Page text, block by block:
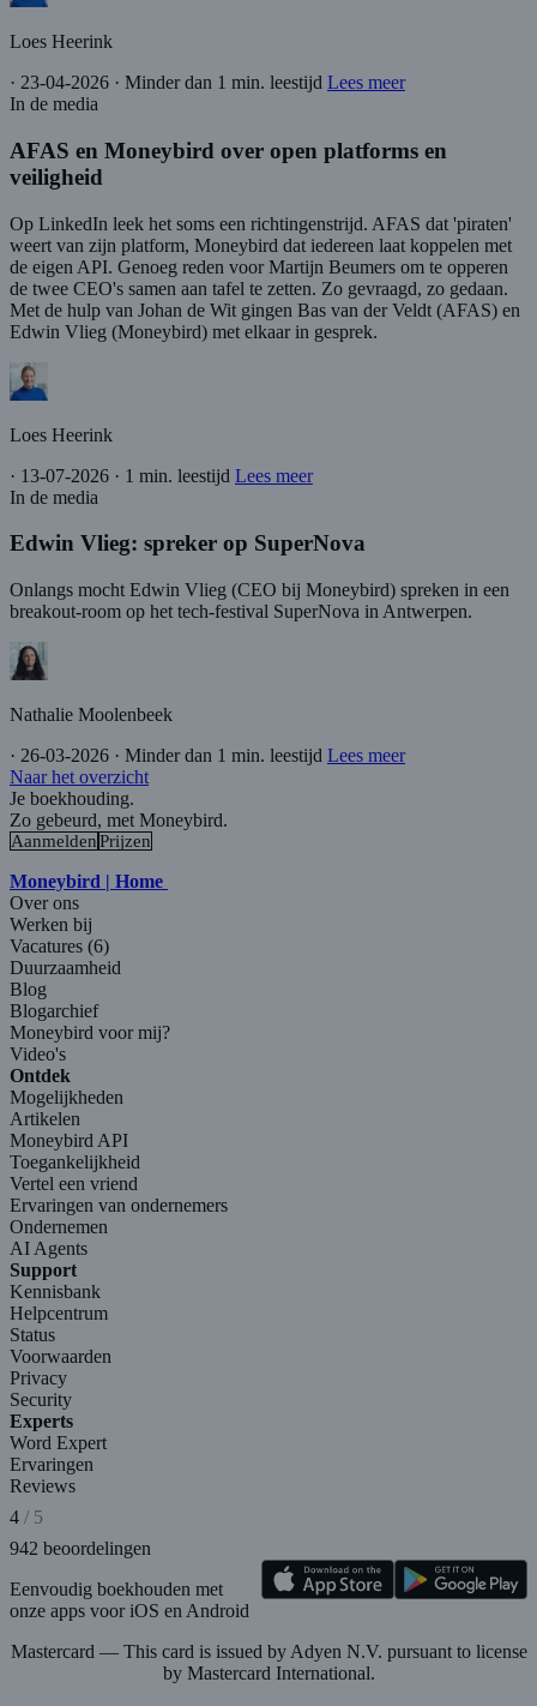
Loes Heerink
· 23-04-2026 · Minder dan 1 min. leestijd Lees meer
In de media
AFAS en Moneybird over open platforms en
veiligheid
Op LinkedIn leek het soms een richtingenstrijd. AFAS dat 'piraten'
weert van zijn platform, Moneybird dat iedereen laat koppelen met
de eigen API. Genoeg reden voor Martijn Beumers om te opperen
de twee CEO's samen aan tafel te zetten. Zo gevraagd, zo gedaan.
Met de hulp van Johan de Wit gingen Bas van der Veldt (AFAS) en
Edwin Vlieg (Moneybird) met elkaar in gesprek.
Loes Heerink
· 13-07-2026 · 1 min. leestijd Lees meer
In de media
Edwin Vlieg: spreker op SuperNova
Onlangs mocht Edwin Vlieg (CEO bij Moneybird) spreken in een
breakout-room op het tech-festival SuperNova in Antwerpen.
Nathalie Moolenbeek
· 26-03-2026 · Minder dan 1 min. leestijd Lees meer
Naar het overzicht